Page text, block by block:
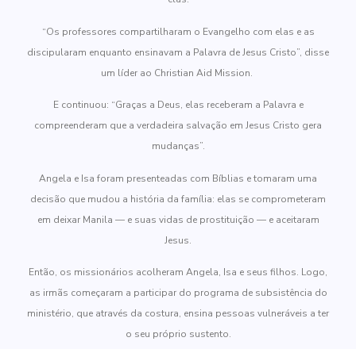
“Os professores compartilharam o Evangelho com elas e as
discipularam enquanto ensinavam a Palavra de Jesus Cristo”, disse
um líder ao Christian Aid Mission.
E continuou: “Graças a Deus, elas receberam a Palavra e
compreenderam que a verdadeira salvação em Jesus Cristo gera
mudanças”.
Angela e Isa foram presenteadas com Bíblias e tomaram uma
decisão que mudou a história da família: elas se comprometeram
em deixar Manila — e suas vidas de prostituição — e aceitaram
Jesus.
Então, os missionários acolheram Angela, Isa e seus filhos. Logo,
as irmãs começaram a participar do programa de subsistência do
ministério, que através da costura, ensina pessoas vulneráveis a ter
o seu próprio sustento.